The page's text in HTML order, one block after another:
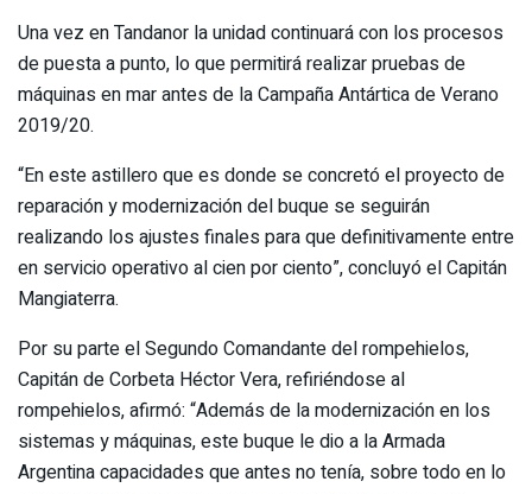
Una vez en Tandanor la unidad continuará con los procesos
de puesta a punto, lo que permitirá realizar pruebas de
máquinas en mar antes de la Campaña Antártica de Verano
2019/20.
“En este astillero que es donde se concretó el proyecto de
reparación y modernización del buque se seguirán
realizando los ajustes finales para que definitivamente entre
en servicio operativo al cien por ciento”, concluyó el Capitán
Mangiaterra.
Por su parte el Segundo Comandante del rompehielos,
Capitán de Corbeta Héctor Vera, refiriéndose al
rompehielos, afirmó: “Además de la modernización en los
sistemas y máquinas, este buque le dio a la Armada
Argentina capacidades que antes no tenía, sobre todo en lo